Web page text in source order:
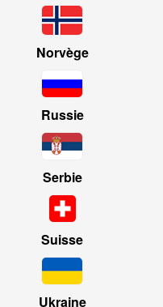
Norvège
Russie
Serbie
Suisse
Ukraine